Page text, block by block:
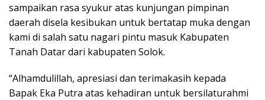
sampaikan rasa syukur atas kunjungan pimpinan
daerah disela kesibukan untuk bertatap muka dengan
kami di salah satu nagari pintu masuk Kabupaten
Tanah Datar dari kabupaten Solok.
“Alhamdulillah, apresiasi dan terimakasih kepada
Bapak Eka Putra atas kehadiran untuk bersilaturahmi